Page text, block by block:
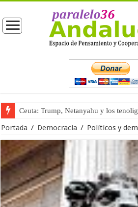
Ceuta: Trump, Netanyahu y los
La masificación turística (tercera
Portada / Democracia / Políticos y